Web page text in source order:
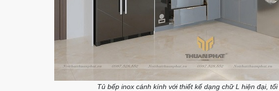
Tủ bếp inox cánh kính với thiết kế dạng chữ L hiện đại,